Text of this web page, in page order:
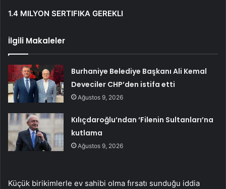
1.4 MILYON SERTIFIKA GEREKLI
İlgili Makaleler
Burhaniye Belediye Başkanı Ali Kemal
Deveciler CHP’den istifa etti
Ağustos 9, 2026
Kılıçdaroğlu’ndan ‘Filenin Sultanları’na
kutlama
Ağustos 9, 2026
Küçük birikimlerle ev sahibi olma fırsatı sunduğu iddia